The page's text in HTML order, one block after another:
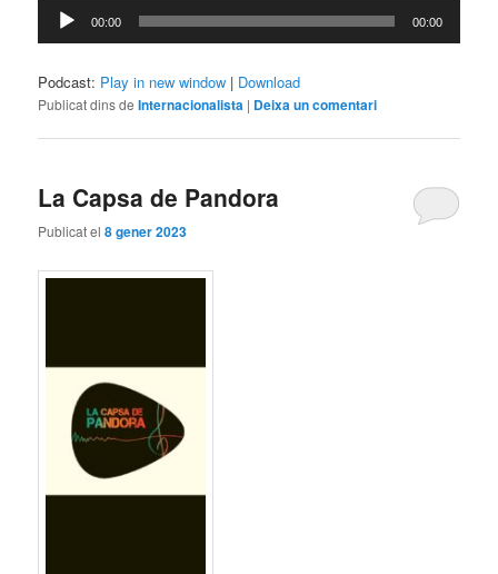
Reproductor
d'àudio
00:00 00:00
Podcast: Play in new window | Download
Publicat dins de Internacionalista | Deixa un comentari
La Capsa de Pandora
Publicat el8 gener 2023